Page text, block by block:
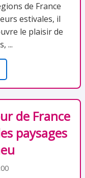
de France
estivales, il
le plaisir de
...
de France
paysages